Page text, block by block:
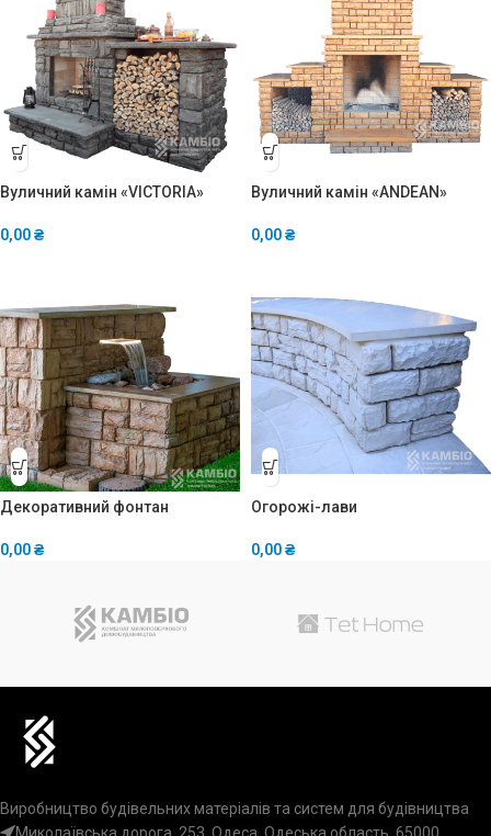
Вуличний камін «VICTORIA»
0,00₴
Вуличний камін «ANDEAN»
0,00₴
Декоративний фонтан
0,00₴
Огорожі-лави
0,00₴
Виробництво будівельних матеріалів та систем для будівництва